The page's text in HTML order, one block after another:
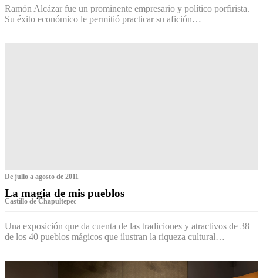
Ramón Alcázar fue un prominente empresario y político porfirista.
Su éxito económico le permitió practicar su afición…
De julio a agosto de 2011
La magia de mis pueblos
Castillo de Chapultepec
Una exposición que da cuenta de las tradiciones y atractivos de 38
de los 40 pueblos mágicos que ilustran la riqueza cultural…